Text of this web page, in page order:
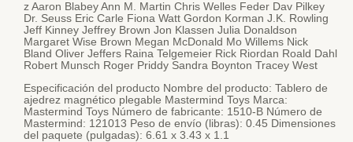
z Aaron Blabey Ann M. Martin Chris Welles Feder Dav Pilkey
Dr. Seuss Eric Carle Fiona Watt Gordon Korman J.K. Rowling
Jeff Kinney Jeffrey Brown Jon Klassen Julia Donaldson
Margaret Wise Brown Megan McDonald Mo Willems Nick
Bland Oliver Jeffers Raina Telgemeier Rick Riordan Roald Dahl
Robert Munsch Roger Priddy Sandra Boynton Tracey West
Especificación del producto Nombre del producto: Tablero de
ajedrez magnético plegable Mastermind Toys Marca:
Mastermind Toys Número de fabricante: 1510-B Número de
Mastermind: 121013 Peso de envío (libras): 0.45 Dimensiones
del paquete (pulgadas): 6.61 x 3.43 x 1.1